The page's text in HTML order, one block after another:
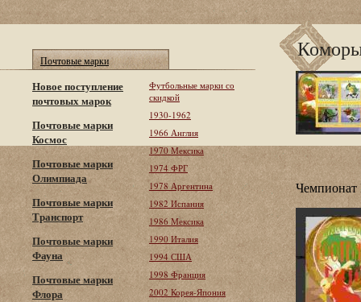
Почтовые марки
Новое поступление
почтовых марок
Почтовые марки
Космос
Почтовые марки
Олимпиада
Почтовые марки
Транспорт
Почтовые марки
Фауна
Почтовые марки
Флора
Футбольные марки со
скидкой
1930-1962
1966 Англия
1970 Мексика
1974 ФРГ
1978 Аргентина
1982 Испания
1986 Мексика
1990 Италия
1994 США
1998 Франция
2002 Корея-Япония